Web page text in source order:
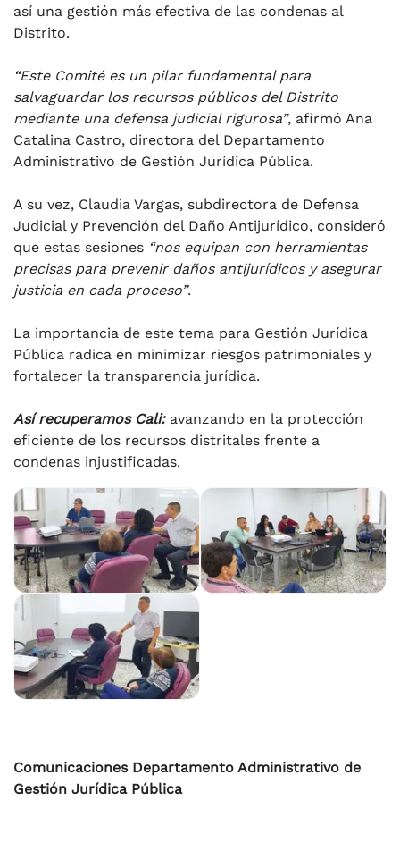
así una gestión más efectiva de las condenas al
Distrito.
“Este Comité es un pilar fundamental para
salvaguardar los recursos públicos del Distrito
mediante una defensa judicial rigurosa”, afirmó Ana
Catalina Castro, directora del Departamento
Administrativo de Gestión Jurídica Pública.
A su vez, Claudia Vargas, subdirectora de Defensa
Judicial y Prevención del Daño Antijurídico, consideró
que estas sesiones “nos equipan con herramientas
precisas para prevenir daños antijurídicos y asegurar
justicia en cada proceso”.
La importancia de este tema para Gestión Jurídica
Pública radica en minimizar riesgos patrimoniales y
fortalecer la transparencia jurídica.
Así recuperamos Cali:avanzando en la protección
eficiente de los recursos distritales frente a
condenas injustificadas.
Comunicaciones Departamento Administrativo de
Gestión Jurídica Pública